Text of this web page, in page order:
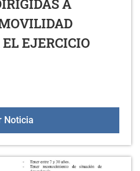
A
EJERCICIO
NoticiaCONVOCATORIA